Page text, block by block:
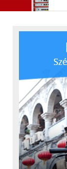
más
eszköz